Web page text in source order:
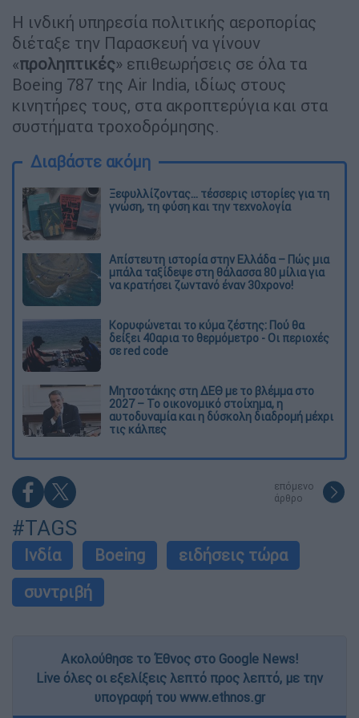
Η ινδική υπηρεσία πολιτικής αεροπορίας
διέταξε την Παρασκευή να γίνουν
«προληπτικές» επιθεωρήσεις σε όλα τα
Boeing 787 της Air India, ιδίως στους
κινητήρες τους, στα ακροπτερύγια και στα
συστήματα τροχοδρόμησης.
Διαβάστε ακόμη
Ξεφυλλίζοντας... τέσσερις ιστορίες για τη
γνώση, τη φύση και την τεχνολογία
Απίστευτη ιστορία στην Ελλάδα – Πώς μια
μπάλα ταξίδεψε στη θάλασσα 80 μίλια για
να κρατήσει ζωντανό έναν 30χρονο!
Κορυφώνεται το κύμα ζέστης: Πού θα
δείξει 40αρια το θερμόμετρο - Οι περιοχές
σε red code
Μητσοτάκης στη ΔΕΘ με το βλέμμα στο
2027 – Το οικονομικό στοίχημα, η
αυτοδυναμία και η δύσκολη διαδρομή μέχρι
τις κάλπες
επόμενο
άρθρο
#TAGS
Ινδία Boeing
ειδήσεις τώρα
συντριβή
Ακολούθησε το Έθνος στο Google News!
Live όλες οι εξελίξεις λεπτό προς λεπτό, με την
υπογραφή του www.ethnos.gr